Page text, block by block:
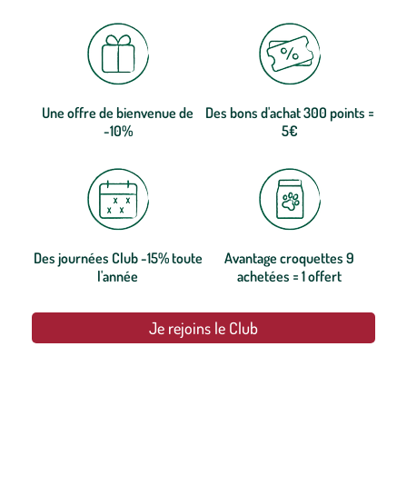
Une offre de bienvenue de
-10%
Des bons d'achat 300 points =
5€
Des journées Club -15% toute
l'année
Avantage croquettes 9
achetées = 1 offert
Je rejoins le Club